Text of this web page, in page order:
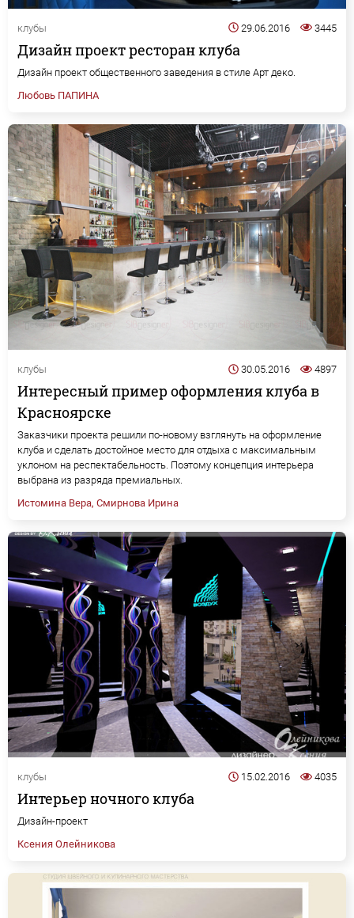
клубы 29.06.2016 3445
Дизайн проект ресторан клуба
Дизайн проект общественного заведения в стиле Арт деко.
Любовь ПАПИНА
клубы 30.05.2016 4897
Интересный пример оформления клуба в
Красноярске
Заказчики проекта решили по-новому взглянуть на оформление
клуба и сделать достойное место для отдыха с максимальным
уклоном на респектабельность. Поэтому концепция интерьера
выбрана из разряда премиальных.
Истомина Вера, Смирнова Ирина
клубы 15.02.2016 4035
Интерьер ночного клуба
Дизайн-проект
Ксения Олейникова